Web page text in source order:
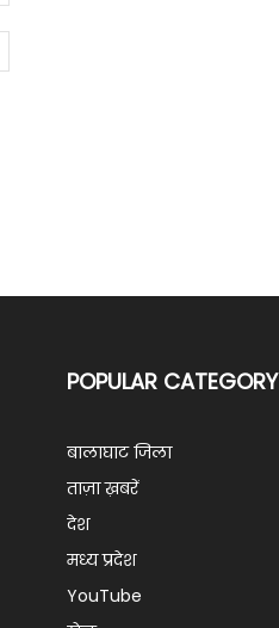
POPULAR CATEGORY
बालाघाट जिला
ताज़ा ख़बरें
देश
मध्य प्रदेश
YouTube